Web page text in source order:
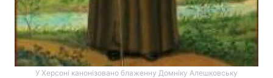
У Херсоні канонізовано блаженну Домніку Алешковську